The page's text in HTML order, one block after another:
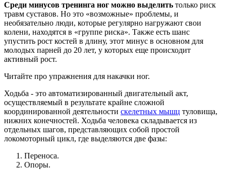
Среди минусов тренинга ног можно выделить только риск
травм суставов. Но это «возможные» проблемы, и
необязательно люди, которые регулярно нагружают свои
колени, находятся в «группе риска». Также есть шанс
упустить рост костей в длину, этот минус в основном для
молодых парней до 20 лет, у которых еще происходит
активный рост.
Читайте про упражнения для накачки ног.
Ходьба - это автоматизированный двигательный акт,
осуществляемый в результате крайне сложной
координированной деятельности скелетных мышц туловища,
нижних конечностей. Ходьба человека складывается из
отдельных шагов, представляющих собой простой
локомоторный цикл, где выделяются две фазы:
Переноса.
Опоры.